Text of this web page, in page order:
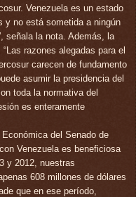
Venezuela es un estado
y no está sometida a ningún
señala la nota. Además, la
razones alegadas para el
carecen de fundamento
asumir la presidencia del
toda la normativa del
es enteramente
del Senado de
Venezuela es beneficiosa
y 2012, nuestras
608 millones de dólares
que en ese período,